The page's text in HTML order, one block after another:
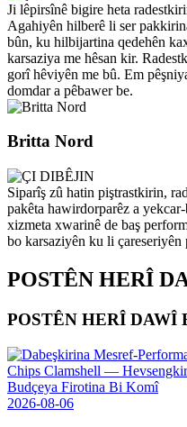
Ji lêpirsînê bigire heta
Agahiyên hilberê li ser
bûn, ku hilbijartina qedehên
karsaziya me hêsan kir.
gorî hêviyên me bû. Em
domdar a pêbawer be.
Britta Nord
Siparîş zû hatin piştrastkirin,
pakêta hawirdorparêz a
xizmeta xwarinê de baş
bo karsaziyên ku li
POSTÊN HERÎ
POSTÊN HERÎ DAWÎ
2026-08-06